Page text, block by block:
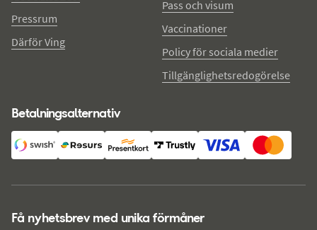
Pressrum
Därför Ving
Pass och visum
Vaccinationer
Policy för sociala medier
Tillgänglighetsredogörelse
Betalningsalternativ
Få nyhetsbrev med unika förmåner